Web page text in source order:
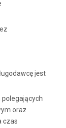
jest
polegających
oraz
czas